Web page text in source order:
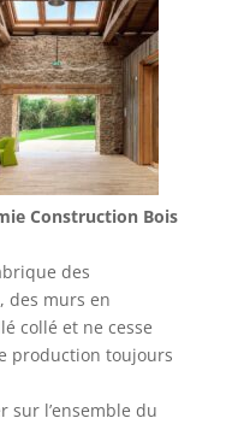
Construction Bois
des
des murs en
collé et ne cesse
production toujours
sur l’ensemble du